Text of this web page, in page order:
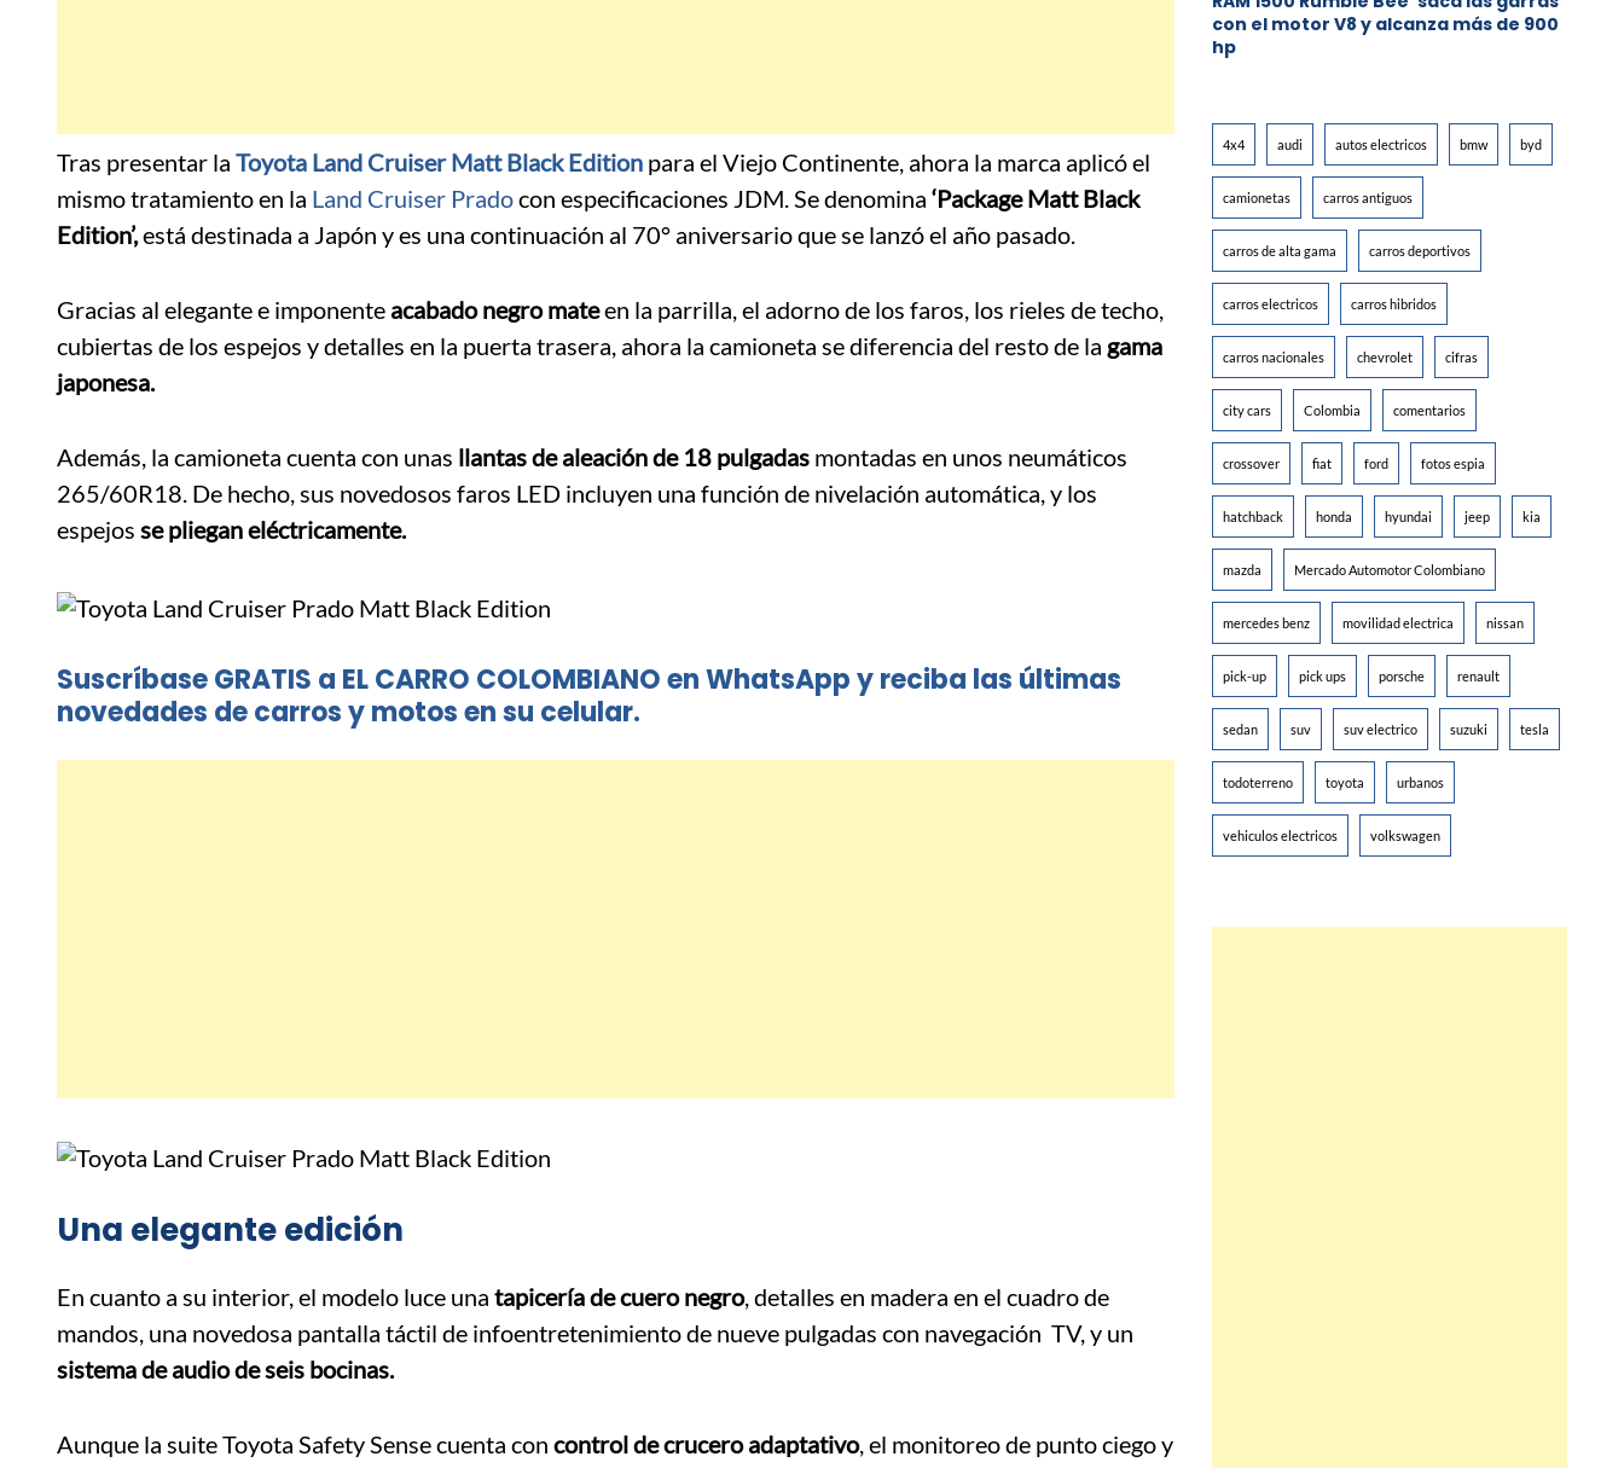
Tras presentar la Toyota Land Cruiser Matt Black Edition para el Viejo Continente, ahora la marca aplicó el
mismo tratamiento en la Land Cruiser Pradocon especificaciones JDM. Se denomina ‘Package Matt Black
Edition’,está destinada a Japón y es una continuación al 70° aniversario que se lanzó el año pasado.
Gracias al elegante e imponente acabado negro mateen la parrilla, el adorno de los faros, los rieles de techo,
cubiertas de los espejos y detalles en la puerta trasera, ahora la camioneta se diferencia del resto de la gama
japonesa.
Además, la camioneta cuenta con unas llantas de aleación de 18 pulgadas montadas en unos neumáticos
265/60R18. De hecho, sus novedosos faros LED incluyen una función de nivelación automática, y los
espejos se pliegan eléctricamente.
Suscríbase GRATIS a EL CARRO COLOMBIANO en WhatsApp y reciba las últimas
novedades de carros y motos en su celular.
Una elegante edición
En cuanto a su interior, el modelo luce una tapicería de cuero negro, detalles en madera en el cuadro de
mandos, una novedosa pantalla táctil de infoentretenimiento de nueve pulgadas con navegación TV, y un
sistema de audio de seis bocinas.
Aunque la suite Toyota Safety Sense cuenta con control de crucero adaptativo, el monitoreo de punto ciego y
con el motor V8 y alcanza más de 900
hp
4x4 audi autos electricos bmw byd
camionetas carros antiguos
carros de alta gama carros deportivos
carros electricos carros hibridos
carros nacionales chevrolet cifras
city cars Colombia comentarios
crossover fiat ford fotos espia
hatchback honda hyundai jeep kia
mazda Mercado Automotor Colombiano
mercedes benz movilidad electrica nissan
pick-up pick ups porsche renault
sedan suv suv electrico suzuki tesla
todoterreno toyota urbanos
vehiculos electricos volkswagen